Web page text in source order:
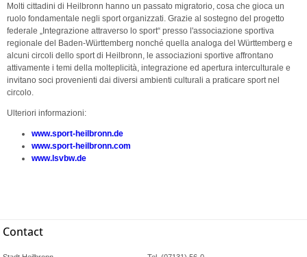
Molti cittadini di Heilbronn hanno un passato migratorio, cosa che gioca un
ruolo fondamentale negli sport organizzati. Grazie al sostegno del progetto
federale „Integrazione attraverso lo sport“ presso l'associazione sportiva
regionale del Baden-Württemberg nonché quella analoga del Württemberg e
alcuni circoli dello sport di Heilbronn, le associazioni sportive affrontano
attivamente i temi della molteplicità, integrazione ed apertura interculturale e
invitano soci provenienti dai diversi ambienti culturali a praticare sport nel
circolo.
Ulteriori informazioni:
www.sport-heilbronn.de
www.sport-heilbronn.com
www.lsvbw.de
Contact